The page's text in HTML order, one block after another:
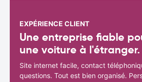
EXPÉRIENCE CLIENT
Une entreprise fiable
une voiture à l'étranger.
Site internet facile, contact
questions. Tout est bien organisé.